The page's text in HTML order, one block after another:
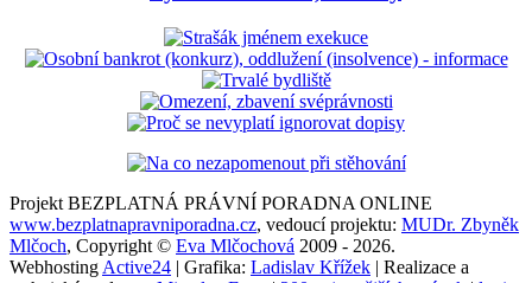
Projekt BEZPLATNÁ PRÁVNÍ PORADNA ONLINE
www.bezplatnapravniporadna.cz, vedoucí projektu: MUDr. Zbyněk
Mlčoch, Copyright © Eva Mlčochová 2009 - 2026.
Webhosting Active24 | Grafika: Ladislav Křížek | Realizace a